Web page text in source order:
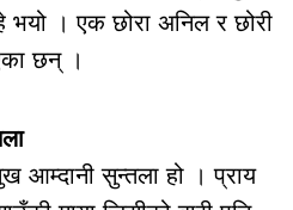
भयो । एक छोरा अनिल र छोरी
छन् ।
आम्दानी सुन्तला हो । प्राय